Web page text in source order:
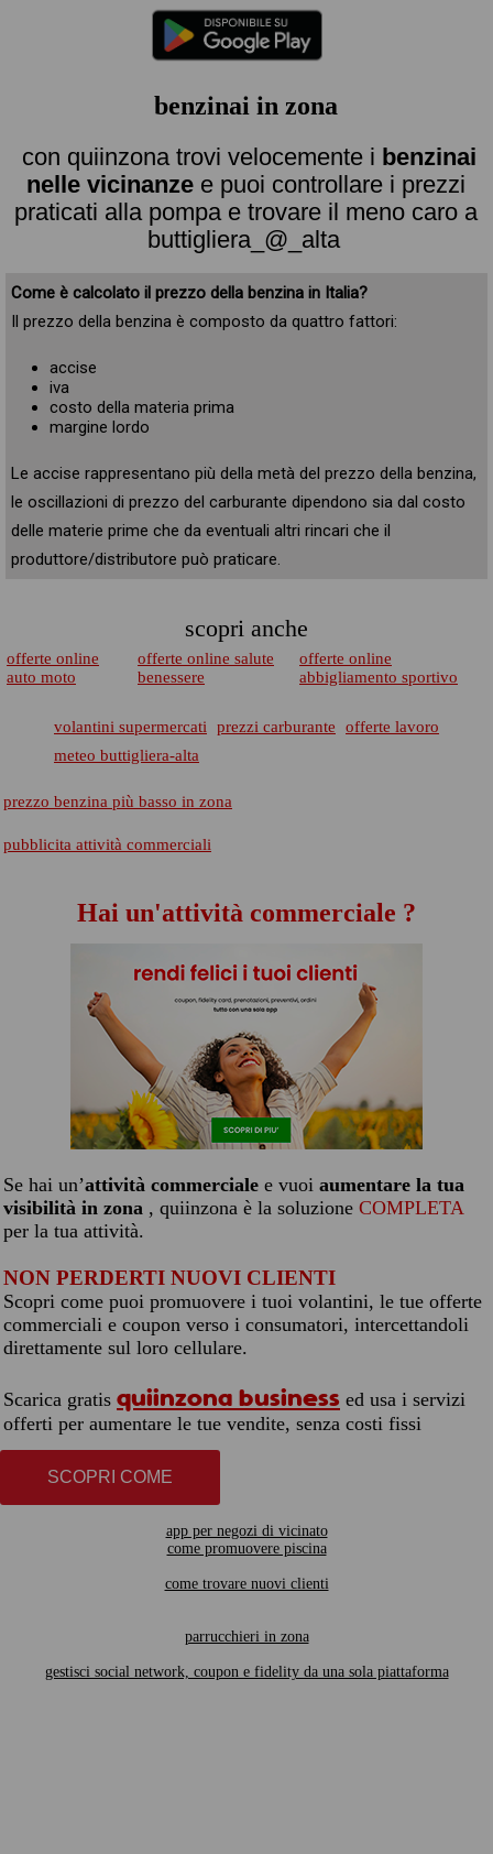
benzinai in zona
con quiinzona trovi velocemente i benzinai
nelle vicinanze e puoi controllare i prezzi
praticati alla pompa e trovare il meno caro a
buttigliera_@_alta
Come è calcolato il prezzo della benzina in Italia?
Il prezzo della benzina è composto da quattro fattori:
accise
iva
costo della materia prima
margine lordo
Le accise rappresentano più della metà del prezzo della benzina,
le oscillazioni di prezzo del carburante dipendono sia dal costo
delle materie prime che da eventuali altri rincari che il
produttore/distributore può praticare.
scopri anche
offerte online
auto moto
offerte online salute
benessere
offerte online
abbigliamento sportivo
volantini supermercati prezzi carburante
offerte lavoro
meteo buttigliera-alta
prezzo benzina più basso in zona
pubblicita attività commerciali
Hai un'attività commerciale ?
Se hai un’attività commerciale e vuoi aumentare la tua
visibilità in zona , quiinzona è la soluzione COMPLETA
per la tua attività.
NON PERDERTI NUOVI CLIENTI
Scopri come puoi promuovere i tuoi volantini, le tue offerte
commerciali e coupon verso i consumatori, intercettandoli
direttamente sul loro cellulare.
Scarica gratis quiinzona business ed usa i servizi
offerti per aumentare le tue vendite, senza costi fissi
SCOPRI COME
app per negozi di vicinato
come promuovere piscina
come trovare nuovi clienti
parrucchieri in zona
gestisci social network, coupon e fidelity da una sola piattaforma